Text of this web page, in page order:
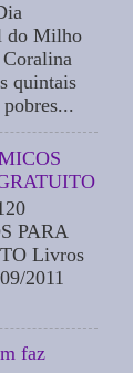
do Milho
quintais
PARA
Livros
2011
faz